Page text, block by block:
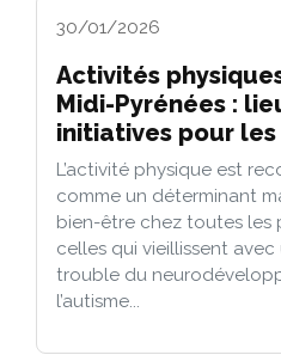
30/01/2026
Activités
Midi-Pyrénées :
initiatives pour
L’activité physique est
comme un déterminant
bien-être chez toutes les
celles qui vieillissent
trouble du
l’autisme...